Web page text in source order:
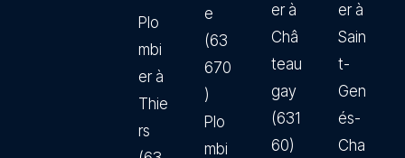
Plo
mbi
er à
Thie
rs
e
(63
670
)
Plo
mbi
er à
Châ
teau
gay
(631
60)
er à
Sain
t-
Gen
és-
Cha